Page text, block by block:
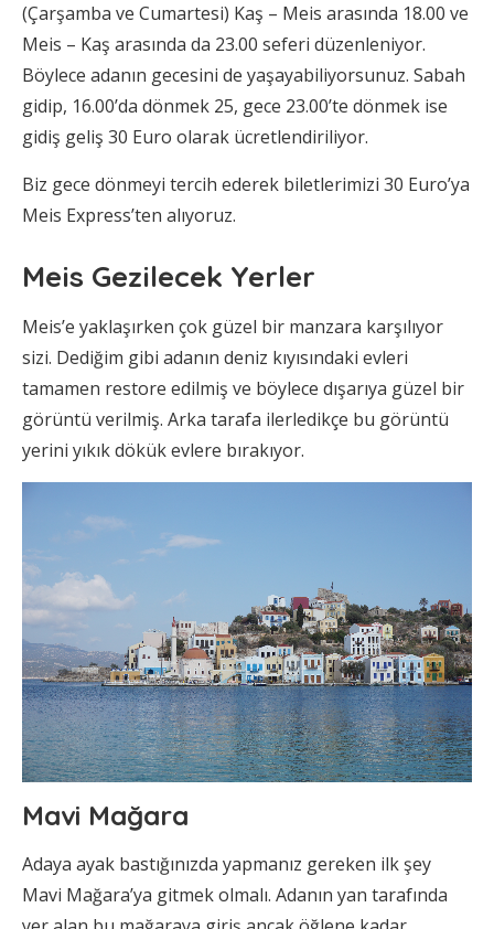
(Çarşamba ve Cumartesi) Kaş – Meis arasında 18.00 ve
Meis – Kaş arasında da 23.00 seferi düzenleniyor.
Böylece adanın gecesini de yaşayabiliyorsunuz. Sabah
gidip, 16.00’da dönmek 25, gece 23.00’te dönmek ise
gidiş geliş 30 Euro olarak ücretlendiriliyor.
Biz gece dönmeyi tercih ederek biletlerimizi 30 Euro’ya
Meis Express’ten alıyoruz.
Meis Gezilecek Yerler
Meis’e yaklaşırken çok güzel bir manzara karşılıyor
sizi. Dediğim gibi adanın deniz kıyısındaki evleri
tamamen restore edilmiş ve böylece dışarıya güzel bir
görüntü verilmiş. Arka tarafa ilerledikçe bu görüntü
yerini yıkık dökük evlere bırakıyor.
Mavi Mağara
Adaya ayak bastığınızda yapmanız gereken ilk şey
Mavi Mağara’ya gitmek olmalı. Adanın yan tarafında